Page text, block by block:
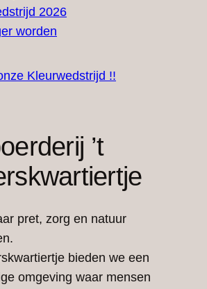
2026
worden
Kleurwedstrijd !!
’t
pret, zorg en natuur
bieden we een
omgeving waar mensen